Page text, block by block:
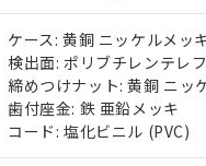
ケース: 黄銅 ニッケルメッ
検出面: ポリブチレンテレ
締めつけナット: 黄銅 ニッ
歯付座金: 鉄 亜鉛メッキ
コード: 塩化ビニル (PVC)